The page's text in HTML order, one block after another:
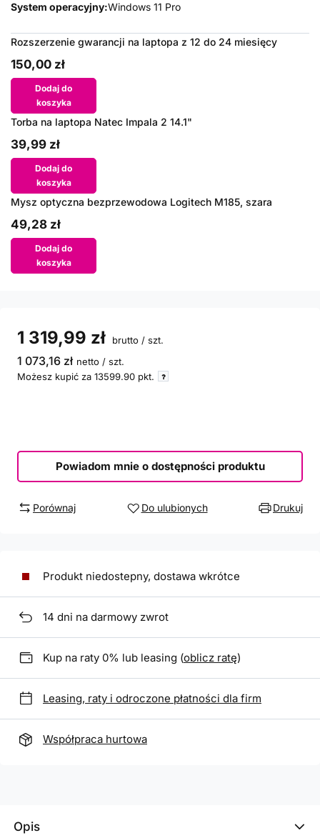
System operacyjny:Windows 11 Pro
Rozszerzenie gwarancji na laptopa z 12 do 24 miesięcy
150,00 zł
Dodaj do
koszyka
Torba na laptopa Natec Impala 2 14.1"
39,99 zł
Dodaj do
koszyka
Mysz optyczna bezprzewodowa Logitech M185, szara
49,28 zł
Dodaj do
koszyka
1 319,99 zł brutto / szt.
1 073,16 zł netto / szt.
Możesz kupić za 13599.90 pkt.
Powiadom mnie o dostępności produktu
Porównaj Do ulubionych Drukuj
Produkt niedostepny, dostawa wkrótce
14 dni na darmowy zwrot
Kup na raty 0% lub leasing (oblicz ratę)
Leasing, raty i odroczone płatności dla firm
Współpraca hurtowa
Opis